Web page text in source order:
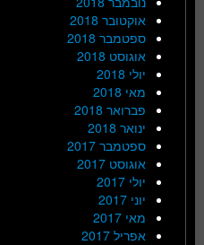
אוקטובר 2018
ספטמבר 2018
אוגוסט 2018
יולי 2018
מאי 2018
פברואר 2018
ינואר 2018
ספטמבר 2017
אוגוסט 2017
יולי 2017
יוני 2017
מאי 2017
אפריל 2017